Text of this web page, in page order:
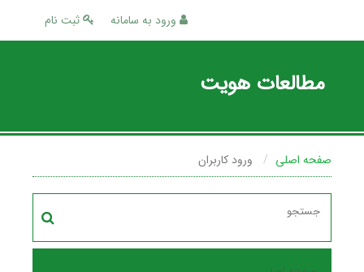
ثبت نام ورود به سامانه
مطالعات هویت
صفحه اصلی ورود کاربران